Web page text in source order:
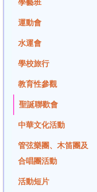
學藝班
運動會
水運會
學校旅行
教育性參觀
聖誕聯歡會
中華文化活動
管弦樂團、木笛團及
合唱團活動
活動短片